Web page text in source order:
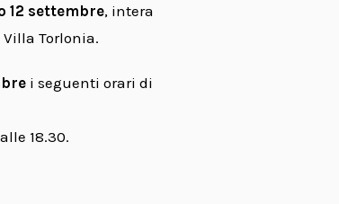
12 settembre, intera
Torlonia.
i seguenti orari di
18.30.